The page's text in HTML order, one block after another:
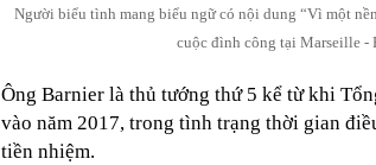
Người biểu tình mang biểu ngữ có nội dung “Vì một
cuộc đình công tại Marseille -
Ông Barnier là thủ tướng thứ 5 kể từ khi
vào năm 2017, trong tình trạng thời gian
tiền nhiệm.